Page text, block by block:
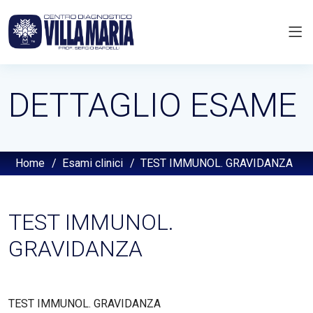
DETTAGLIO ESAME
Home / Esami clinici / TEST IMMUNOL. GRAVIDANZA
TEST IMMUNOL.
GRAVIDANZA
TEST IMMUNOL. GRAVIDANZA